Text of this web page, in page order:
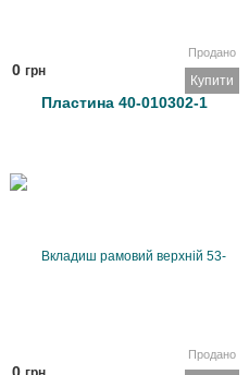
Продано
0 грн
Купити
Пластина 40-010302-1
Продано